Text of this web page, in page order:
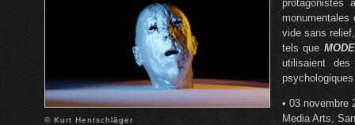
© Kurt Hentschläger
protagonistes
vide sans
tels que
utilisaient
• 03 novembre
Media Arts,